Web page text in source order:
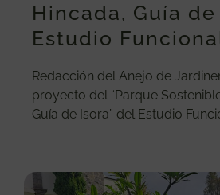
Hincada, Guía
Estudio
Redacción del Anejo de
proyecto del “Parque
Guía de Isora” del Estudio